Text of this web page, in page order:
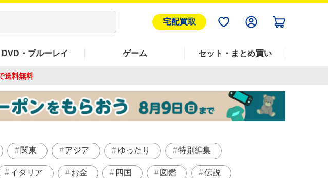
宅配買取
DVD・ブルーレイ ゲーム セット・まとめ買い
送料無料
関東 アジア ゆったり 特別編集
イタリア お金 四国 図鑑 伝説